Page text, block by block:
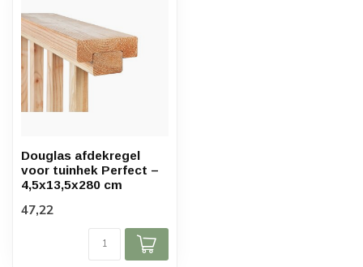
Douglas afdekregel
voor tuinhek Perfect –
4,5x13,5x280 cm
47,22